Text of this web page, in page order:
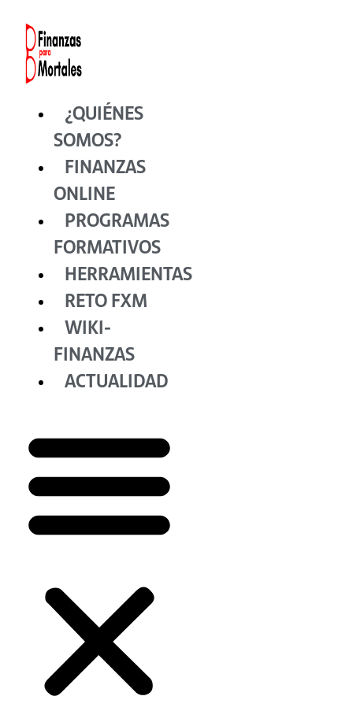
contenido
¿QUIÉNES
SOMOS?
FINANZAS
ONLINE
PROGRAMAS
FORMATIVOS
HERRAMIENTAS
RETO FXM
WIKI-
FINANZAS
ACTUALIDAD